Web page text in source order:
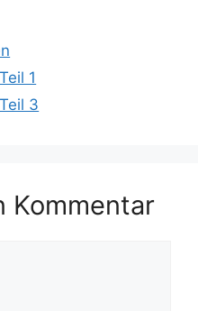
1
3
Kommentar